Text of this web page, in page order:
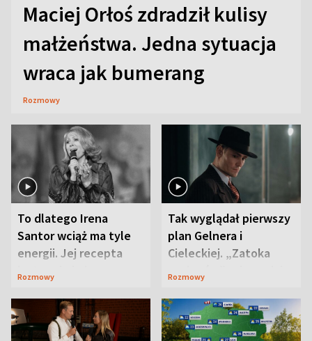
Maciej Orłoś zdradził kulisy
małżeństwa. Jedna sytuacja
wraca jak bumerang
Rozmowy
To dlatego Irena
Santor wciąż ma tyle
energii. Jej recepta
jest zaskakująco
Rozmowy
Tak wyglądał pierwszy
plan Gelnera i
Cieleckiej. „Zatoka
szpiegów” od razu ich
Rozmowy